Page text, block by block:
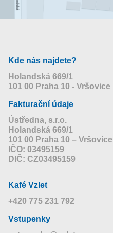
Kde nás najdete?
Holandská 669/1
101 00 Praha 10 - Vršovice
Fakturační údaje
Ústředna, s.r.o.
Holandská 669/1
101 00 Praha 10 – Vršovice
IČO: 03495159
DIČ: CZ03495159
Kafé Vzlet
+420 775 231 792
Vstupenky